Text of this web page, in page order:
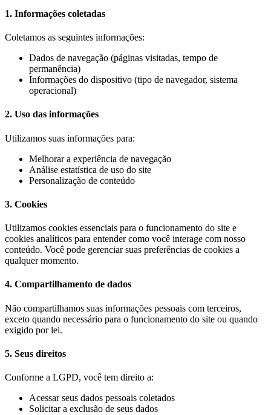
1. Informações coletadas
Coletamos as seguintes informações:
Dados de navegação (páginas visitadas, tempo de
permanência)
Informações do dispositivo (tipo de navegador, sistema
operacional)
2. Uso das informações
Utilizamos suas informações para:
Melhorar a experiência de navegação
Análise estatística de uso do site
Personalização de conteúdo
3. Cookies
Utilizamos cookies essenciais para o funcionamento do site e
cookies analíticos para entender como você interage com nosso
conteúdo. Você pode gerenciar suas preferências de cookies a
qualquer momento.
4. Compartilhamento de dados
Não compartilhamos suas informações pessoais com terceiros,
exceto quando necessário para o funcionamento do site ou quando
exigido por lei.
5. Seus direitos
Conforme a LGPD, você tem direito a:
Acessar seus dados pessoais coletados
Solicitar a exclusão de seus dados